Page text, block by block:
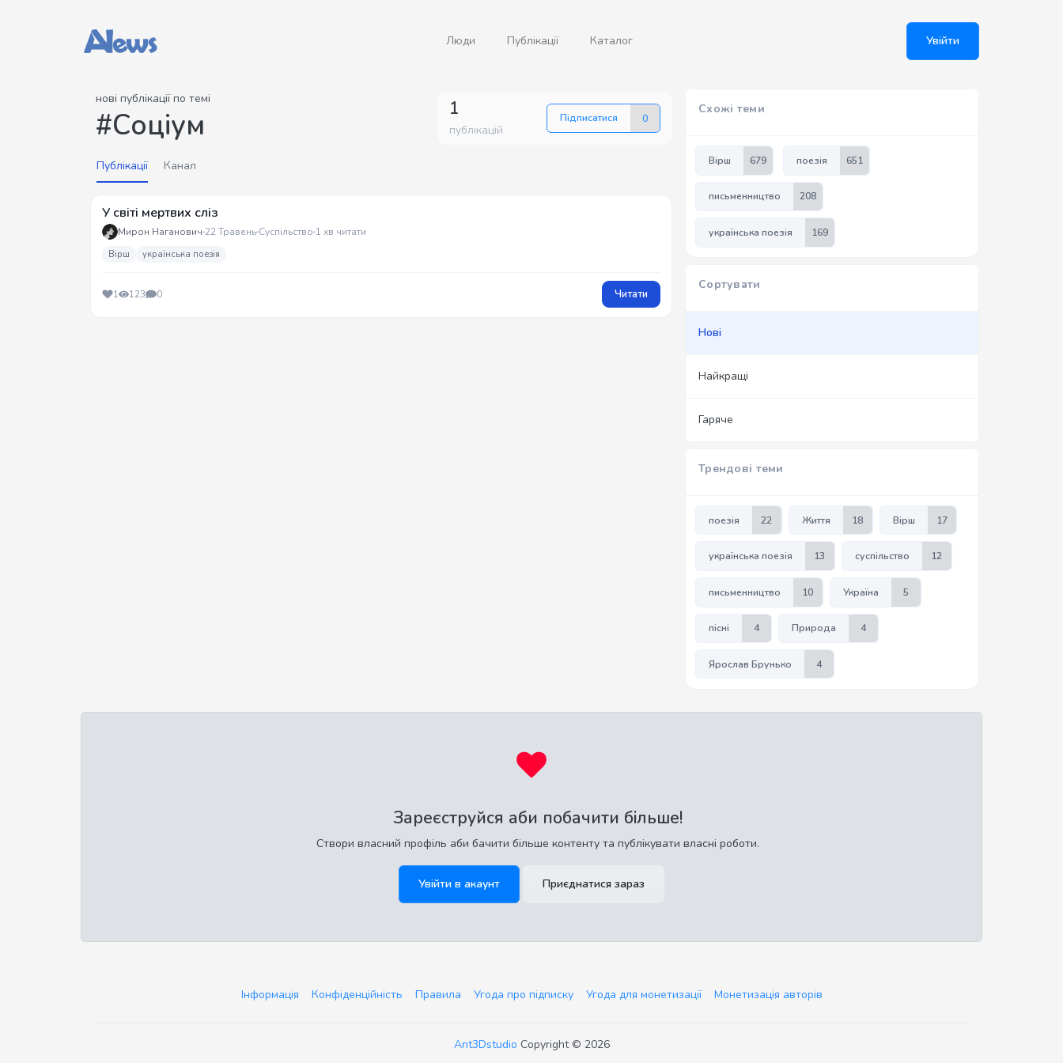
Люди Публікації Каталог Увійти
нові публікації по темі
#Соціум 1
публікацій
Підписатися 0
Публікації Канал
У світі мертвих сліз
Мирон Наганович 22 Травень Суспільство 1 хв читати
Вірш українська поезія
1 123 0 Читати
Схожі теми
Вірш 679 поезія 651
письменництво 208
українська поезія 169
Сортувати
Нові
Найкращі
Гаряче
Трендові теми
поезія 22 Життя 18 Вірш 17
українська поезія 13 суспільство 12
письменництво 10 Україна 5
пісні 4 Природа 4
Ярослав Брунько 4
Зареєструйся аби побачити більше!
Створи власний профіль аби бачити більше контенту та публікувати власні роботи.
Увійти в акаунт Приєднатися зараз
Інформація Конфіденційність Правила Угода про підписку Угода для монетизації Монетизація авторів
Ant3Dstudio Copyright © 2026